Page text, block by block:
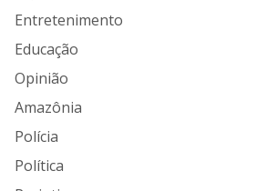
Entretenimento
Educação
Opinião
Amazônia
Polícia
Política